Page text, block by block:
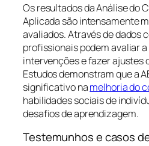
Os resultados da Análise do
Aplicada são intensamente
avaliados. Através de dados
profissionais podem avaliar
intervenções e fazer ajustes
Estudos demonstram que a
significativo namelhoria do
habilidades sociais de
desafios de aprendizagem.
Testemunhos e casos